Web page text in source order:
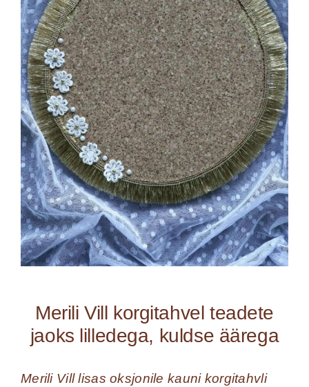
Merili Vill korgitahvel teadete
jaoks lilledega, kuldse äärega
Merili Vill lisas oksjonile kauni korgitahvli